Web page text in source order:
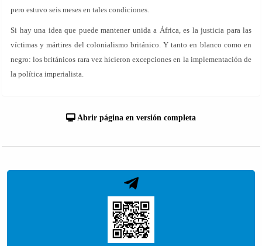
pero estuvo seis meses en tales condiciones.
Si hay una idea que puede mantener unida a África, es la justicia para las
víctimas y mártires del colonialismo británico. Y tanto en blanco como en
negro: los británicos rara vez hicieron excepciones en la implementación de
la política imperialista.
Abrir página en versión completa